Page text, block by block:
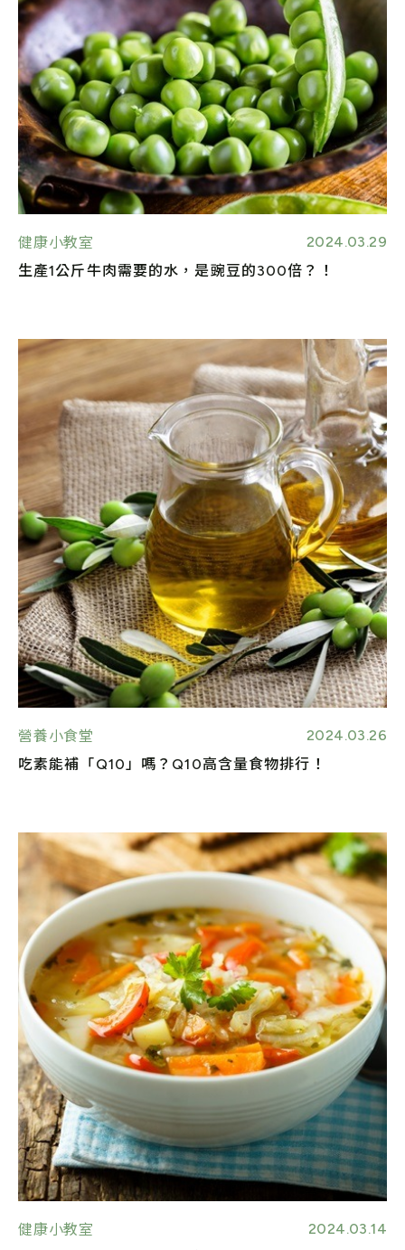
健康小教室
2024.03.29
生產1公斤牛肉需要的水，是豌豆的300倍？！
營養小食堂
2024.03.26
吃素能補「Q10」嗎？Q10高含量食物排行！
健康小教室
2024.03.14